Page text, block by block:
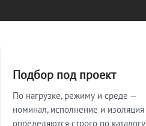
Подбор под проект
По нагрузке, режиму и среде —
номинал, исполнение и изоляция
определяются строго по каталогу